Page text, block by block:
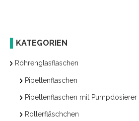
KATEGORIEN
Röhrenglasflaschen
Pipettenflaschen
Pipettenflaschen mit Pumpdosierer
Rollerfläschchen